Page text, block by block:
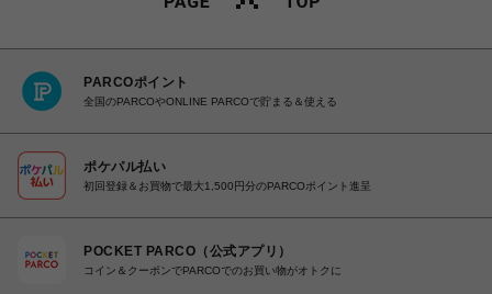
PARCOポイント
全国のPARCOやONLINE PARCOで貯まる＆使える
ポケパル払い
初回登録＆お買物で最大1,500円分のPARCOポイント進呈
POCKET PARCO（公式アプリ）
コイン＆クーポンでPARCOでのお買い物がオトクに